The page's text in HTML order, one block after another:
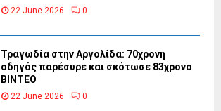
22 June 2026 0
Τραγωδία στην Αργολίδα: 70χρονη
οδηγός παρέσυρε και σκότωσε 83χρονο
ΒΙΝΤΕΟ
22 June 2026 0